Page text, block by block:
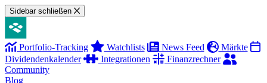
Sidebar schließen
Portfolio-Tracking Watchlists News Feed
Märkte
Dividendenkalender
Integrationen
Finanzrechner
Community
Blog